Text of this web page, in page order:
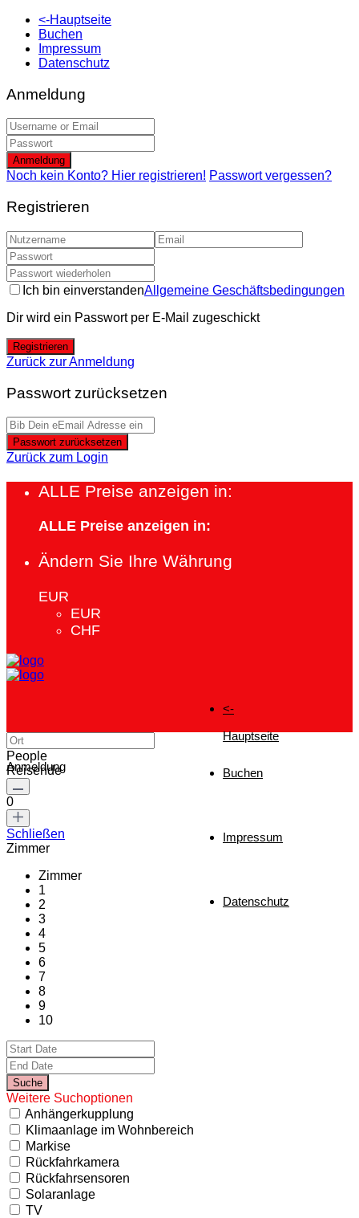
<-Hauptseite
Buchen
Impressum
Datenschutz
Anmeldung
Anmeldung
Noch kein Konto? Hier registrieren! Passwort vergessen?
Registrieren
Ich bin einverstandenAllgemeine Geschäftsbedingungen
Dir wird ein Passwort per E-Mail zugeschickt
Registrieren
Zurück zur Anmeldung
Passwort zurücksetzen
Passwort zurücksetzen
Zurück zum Login
ALLE Preise anzeigen in:
ALLE Preise anzeigen in:
Ändern Sie Ihre Währung
EUR
EUR
CHF
<-
Hauptseite
Buchen
Impressum
Datenschutz
Anmeldung
People
Reisende
0
Schließen
Zimmer
Zimmer
1
2
3
4
5
6
7
8
9
10
Weitere Suchoptionen
Anhängerkupplung
Klimaanlage im Wohnbereich
Markise
Rückfahrkamera
Rückfahrsensoren
Solaranlage
TV